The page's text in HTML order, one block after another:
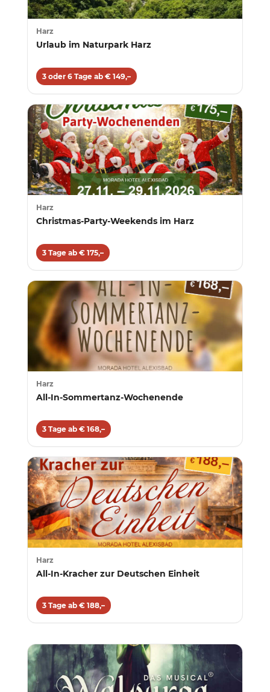
Harz
Urlaub im Naturpark Harz
3 oder 6 Tage ab € 149,–
Harz
Christmas-Party-Weekends im Harz
3 Tage ab € 175,–
Harz
All-In-Sommertanz-Wochenende
3 Tage ab € 168,–
Harz
All-In-Kracher zur Deutschen Einheit
3 Tage ab € 188,–